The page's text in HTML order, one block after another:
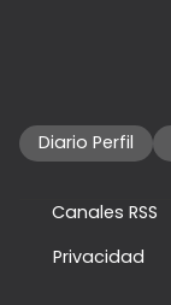
Diario Perfil
Canales RSS
Privacidad